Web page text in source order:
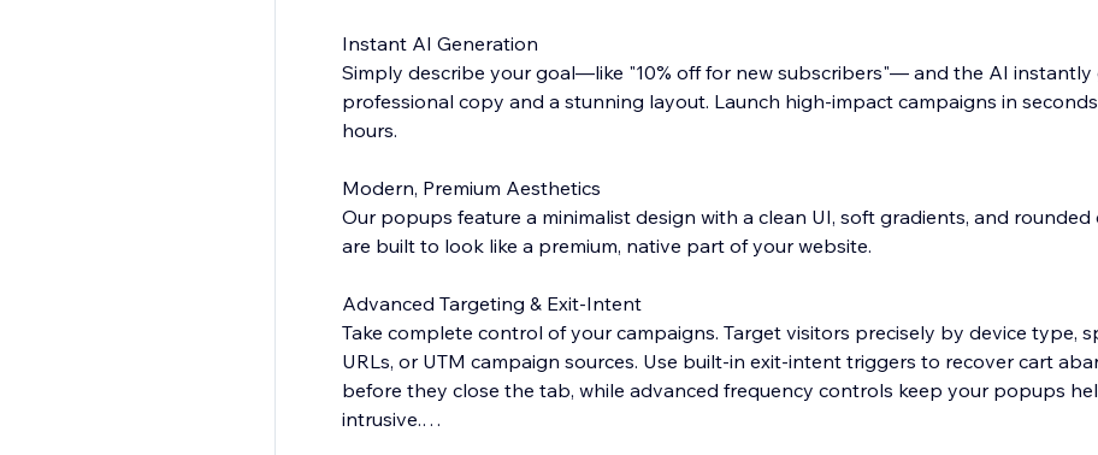
Instant AI Generation
Simply describe your goal—like "10% off for new subscribers"— and the AI instantly
professional copy and a stunning layout. Launch high-impact campaigns in
hours.
Modern, Premium Aesthetics
Our popups feature a minimalist design with a clean UI, soft gradients, and rounded
are built to look like a premium, native part of your website.
Advanced Targeting & Exit-Intent
Take complete control of your campaigns. Target visitors precisely by device type,
URLs, or UTM campaign sources. Use built-in exit-intent triggers to recover cart
before they close the tab, while advanced frequency controls keep your popups
intrusive.